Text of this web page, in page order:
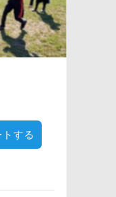
する